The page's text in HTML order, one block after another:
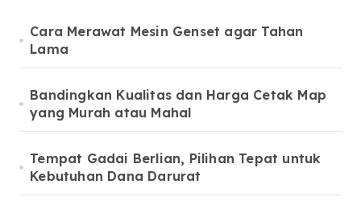
Cara Merawat Mesin Genset agar Tahan
Lama
Bandingkan Kualitas dan Harga Cetak Map
yang Murah atau Mahal
Tempat Gadai Berlian, Pilihan Tepat untuk
Kebutuhan Dana Darurat